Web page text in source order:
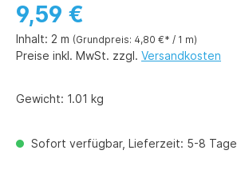
9,59 €
Inhalt: 2 m (Grundpreis: 4,80 €* / 1 m)
Preise inkl. MwSt. zzgl. Versandkosten
Gewicht: 1.01 kg
Sofort verfügbar, Lieferzeit: 5-8 Tage